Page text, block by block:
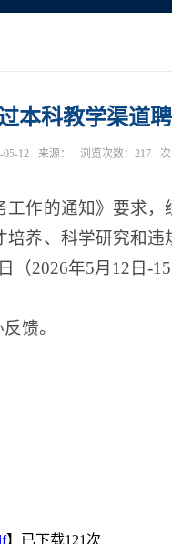
本科教学渠道
05-12 来源： 浏览次数： 217 次
作的通知》要求
养、科学研究和
2026年5月12日-15
馈。
】已下载121 次